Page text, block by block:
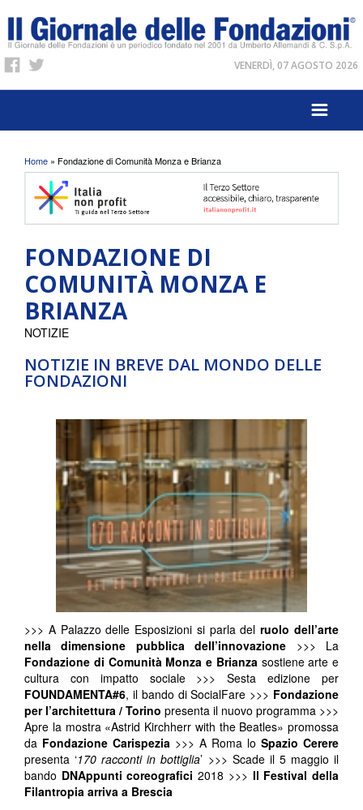
VENERDÌ, 07 AGOSTO 2026
Tu sei qui
Home » Fondazione di Comunità Monza e Brianza
FONDAZIONE DI
COMUNITÀ MONZA E
BRIANZA
NOTIZIE IN BREVE DAL MONDO DELLE
FONDAZIONI
NOTIZIE
>>> A Palazzo delle Esposizioni si parla delruolo dell’arte
nella dimensione pubblica dell’innovazione >>> La
Fondazione di Comunità Monza e Brianzasostiene arte e
cultura con impatto sociale >>> Sesta edizione per
FOUNDAMENTA#6, il bando di SocialFare >>> Fondazione
per l’architettura / Torino presenta il nuovo programma >>>
Apre la mostra «Astrid Kirchherr with the Beatles» promossa
da Fondazione Carispezia >>> A Roma lo Spazio Cerere
presenta ‘170 racconti in bottiglia’ >>> Scade il 5 maggio il
bando DNAppunti coreografici 2018 >>> Il Festival della
Filantropia arriva a Brescia